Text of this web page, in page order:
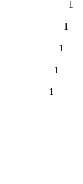
1
1
1
1
1